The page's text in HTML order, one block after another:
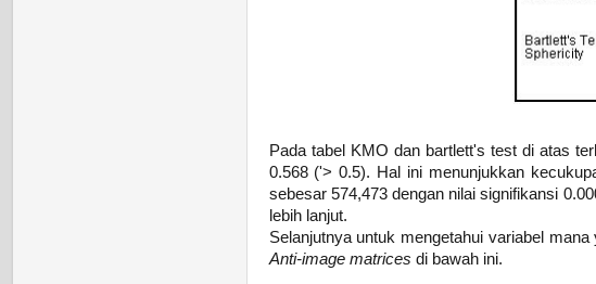
Pada tabel KMO dan bartlett's test di atas
0.568 ('> 0.5). Hal ini menunjukkan
sebesar 574,473 dengan nilai signifikansi
lebih lanjut.
Selanjutnya untuk mengetahui variabel
Anti-image matrices di bawah ini.